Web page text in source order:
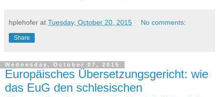
hplehofer at Tuesday, October 20, 2015 No comments:
Share
Wednesday, October 07, 2015
Europäisches Übersetzungsgericht: wie
das EuG den schlesischen